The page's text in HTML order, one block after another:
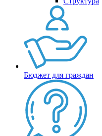
Бюджет для граждан